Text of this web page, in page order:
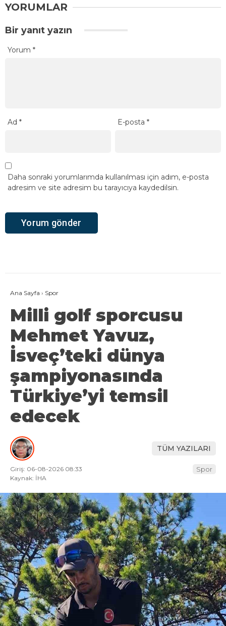
YORUMLAR
Bir yanıt yazın
Yorum *
Ad * E-posta*
Daha sonraki yorumlarımda kullanılması için adım, e-posta
adresim ve site adresim bu tarayıcıya kaydedilsin.
Ana Sayfa › Spor
Milli golf sporcusu
Mehmet Yavuz,
İsveç’teki dünya
şampiyonasında
Türkiye’yi temsil
edecek
TÜM YAZILARI
Giriş: 06-08-2026 08:33
Kaynak: İHA
Spor